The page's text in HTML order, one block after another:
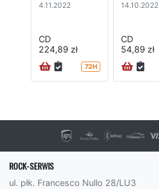
4.11.2022
CD
224,89 zł
72H
14.10.2022
CD
54,89 zł
ROCK-SERWIS
ul. płk. Francesco Nullo 28/LU3